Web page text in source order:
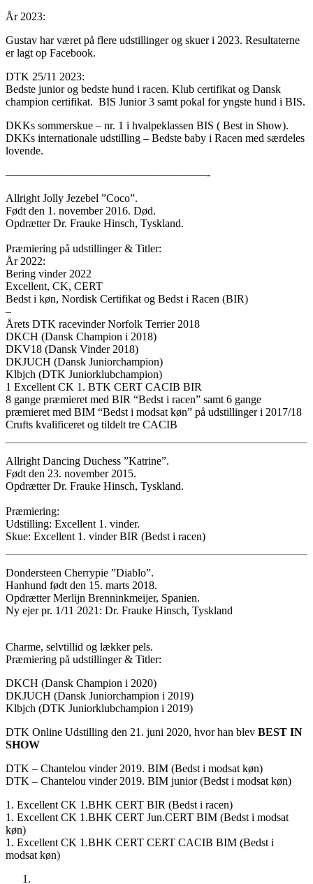
År 2023:
Gustav har været på flere udstillinger og skuer i 2023. Resultaterne
er lagt op Facebook.
DTK 25/11 2023:
Bedste junior og bedste hund i racen. Klub certifikat og Dansk
champion certifikat. BIS Junior 3 samt pokal for yngste hund i BIS.
DKKs sommerskue – nr. 1 i hvalpeklassen BIS ( Best in Show).
DKKs internationale udstilling – Bedste baby i Racen med særdeles
lovende.
——————————————————-
Allright Jolly Jezebel ”Coco”.
Født den 1. november 2016. Død.
Opdrætter Dr. Frauke Hinsch, Tyskland.
Præmiering på udstillinger & Titler:
År 2022:
Bering vinder 2022
Excellent, CK, CERT
Bedst i køn, Nordisk Certifikat og Bedst i Racen (BIR)
–
Årets DTK racevinder Norfolk Terrier 2018
DKCH (Dansk Champion i 2018)
DKV18 (Dansk Vinder 2018)
DKJUCH (Dansk Juniorchampion)
Klbjch (DTK Juniorklubchampion)
1 Excellent CK 1. BTK CERT CACIB BIR
8 gange præmieret med BIR “Bedst i racen” samt 6 gange
præmieret med BIM “Bedst i modsat køn” på udstillinger i 2017/18
Crufts kvalificeret og tildelt tre CACIB
Allright Dancing Duchess ”Katrine”.
Født den 23. november 2015.
Opdrætter Dr. Frauke Hinsch, Tyskland.
Præmiering:
Udstilling: Excellent 1. vinder.
Skue: Excellent 1. vinder BIR (Bedst i racen)
Dondersteen Cherrypie ”Diablo”.
Hanhund født den 15. marts 2018.
Opdrætter Merlijn Brenninkmeijer, Spanien.
Ny ejer pr. 1/11 2021: Dr. Frauke Hinsch, Tyskland
Charme, selvtillid og lækker pels.
Præmiering på udstillinger & Titler:
DKCH (Dansk Champion i 2020)
DKJUCH (Dansk Juniorchampion i 2019)
Klbjch (DTK Juniorklubchampion i 2019)
DTK Online Udstilling den 21. juni 2020, hvor han blev BEST IN
SHOW
DTK – Chantelou vinder 2019. BIM (Bedst i modsat køn)
DTK – Chantelou vinder 2019. BIM junior (Bedst i modsat køn)
1. Excellent CK 1.BHK CERT BIR (Bedst i racen)
1. Excellent CK 1.BHK CERT Jun.CERT BIM (Bedst i modsat
køn)
1. Excellent CK 1.BHK CERT CERT CACIB BIM (Bedst i
modsat køn)